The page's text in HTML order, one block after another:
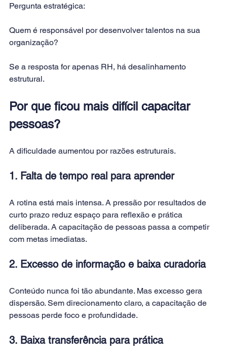
Pergunta estratégica:
Quem é responsável por desenvolver talentos na sua
organização?
Se a resposta for apenas RH, há desalinhamento
estrutural.
Por que ficou mais difícil capacitar
pessoas?
A dificuldade aumentou por razões estruturais.
1. Falta de tempo real para aprender
A rotina está mais intensa. A pressão por resultados de
curto prazo reduz espaço para reflexão e prática
deliberada. A capacitação de pessoas passa a competir
com metas imediatas.
2. Excesso de informação e baixa curadoria
Conteúdo nunca foi tão abundante. Mas excesso gera
dispersão. Sem direcionamento claro, a capacitação de
pessoas perde foco e profundidade.
3. Baixa transferência para prática